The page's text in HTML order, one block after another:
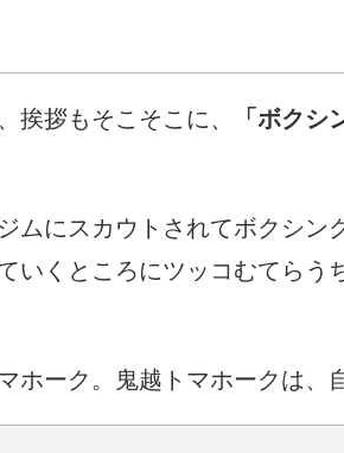
挨拶もそこそこに、 「ボクシ
ムにスカウトされてボクシン
いくところにツッコむてらう
ホーク。鬼越トマホークは、